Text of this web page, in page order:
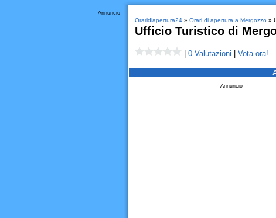
Annuncio
Oraridiapertura24» Orari di apertura a Mergozzo»
Ufficio Turistico di
0 Valutazioni Vota ora!
Annuncio